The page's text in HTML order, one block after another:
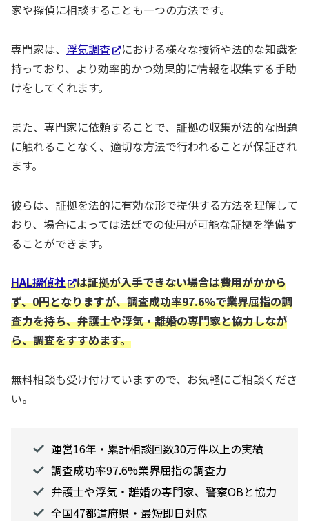
家や探偵に相談することも一つの方法です。
専門家は、 浮気調査
における様々な技術や法的な知識を
持っており、より効率的かつ効果的に情報を収集する手助
けをしてくれます。
また、専門家に依頼することで、証拠の収集が法的な問題
に触れることなく、適切な方法で行われることが保証され
ます。
彼らは、証拠を法的に有効な形で提供する方法を理解して
おり、場合によっては法廷での使用が可能な証拠を準備す
ることができます。
HAL探偵社
は証拠が入手できない場合は費用がかから
ず、0円となりますが、調査成功率97.6%で業界屈指の調
査力を持ち、弁護士や浮気・離婚の専門家と協力しなが
ら、調査をすすめます。
無料相談も受け付けていますので、お気軽にご相談くださ
い。
運営16年・累計相談回数30万件以上の実績
調査成功率97.6%業界屈指の調査力
弁護士や浮気・離婚の専門家、警察OBと協力
全国47都道府県・最短即日対応